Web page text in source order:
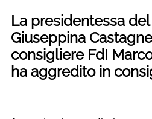
La presidentessa
Giuseppina
consigliere FdI
ha aggredito in